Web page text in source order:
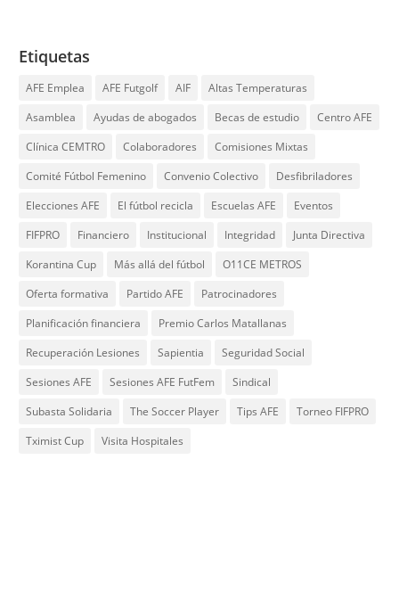
Etiquetas
AFE Emplea AFE Futgolf AIF
Altas Temperaturas
Asamblea
Ayudas de abogados Becas de estudio
Centro AFE
Clínica CEMTRO
Colaboradores
Comisiones Mixtas
Comité Fútbol Femenino
Convenio Colectivo
Desfibriladores
Elecciones AFE
El fútbol recicla Escuelas AFE
Eventos
FIFPRO
Financiero Institucional Integridad
Junta Directiva
Korantina Cup
Más allá del fútbol
O11CE METROS
Oferta formativa
Partido AFE
Patrocinadores
Planificación financiera
Premio Carlos Matallanas
Recuperación Lesiones
Sapientia
Seguridad Social
Sesiones AFE
Sesiones AFE FutFem
Sindical
Subasta Solidaria
The Soccer Player Tips AFE
Torneo FIFPRO
Tximist Cup
Visita Hospitales